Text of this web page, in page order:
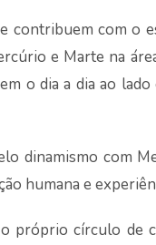
com o
e Marte na
o dia a dia ao
dinamismo com
humana e
círculo de